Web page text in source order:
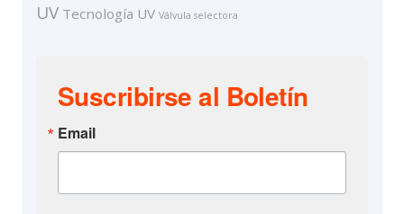
UV Tecnología UV Válvula selectora
Suscribirse al Boletín
Email